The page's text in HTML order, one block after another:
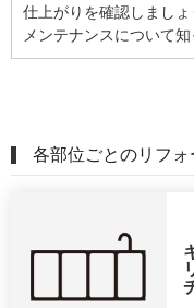
仕上がりを確認しましょ
メンテナンスについて
各部位ごとのリフ